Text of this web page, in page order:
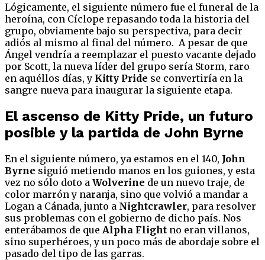
Lógicamente, el siguiente número fue el funeral de la
heroína, con Cíclope repasando toda la historia del
grupo, obviamente bajo su perspectiva, para decir
adiós al mismo al final del número. A pesar de que
Ángel vendría a reemplazar el puesto vacante dejado
por Scott, la nueva líder del grupo sería Storm, raro
en aquéllos días, y Kitty Pride se convertiría en la
sangre nueva para inaugurar la siguiente etapa.
El ascenso de Kitty Pride, un futuro
posible y la partida de John Byrne
En el siguiente número, ya estamos en el 140, John
Byrne siguió metiendo manos en los guiones, y esta
vez no sólo doto a Wolverine de un nuevo traje, de
color marrón y naranja, sino que volvió a mandar a
Logan a Cánada, junto a Nightcrawler, para resolver
sus problemas con el gobierno de dicho país. Nos
enterábamos de que Alpha Flight no eran villanos,
sino superhéroes, y un poco más de abordaje sobre el
pasado del tipo de las garras.